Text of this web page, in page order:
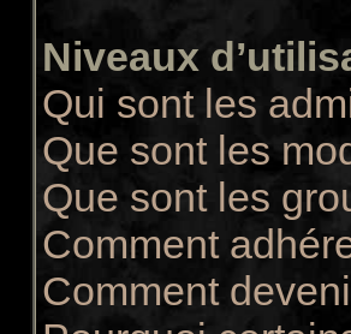
Niveaux
Qui sont les
Que sont les
Que sont les
Comment
Comment